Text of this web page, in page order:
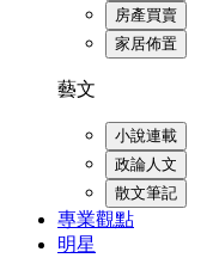
房產買賣
家居佈置
藝文
小說連載
政論人文
散文筆記
專業觀點
明星